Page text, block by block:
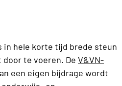
in hele korte tijd brede steun
te voeren. De V&VN-
een eigen bijdrage wordt